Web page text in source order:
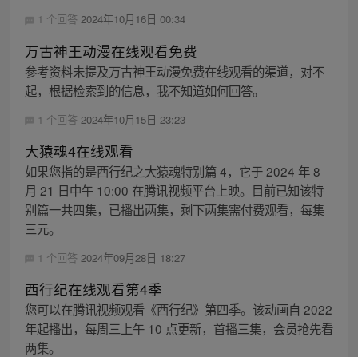
1 个回答 2024年10月16日 00:34
万古神王动漫在线观看免费
参考资料未提及万古神王动漫免费在线观看的渠道，对不
起，根据检索到的信息，我不知道如何回答。
1 个回答 2024年10月15日 23:23
大猿魂4在线观看
如果您指的是西行纪之大猿魂特别篇 4，它于 2024 年 8
月 21 日中午 10:00 在腾讯视频平台上映。目前已知该特
别篇一共四集，已播出两集，剩下两集需付费观看，每集
三元。
1 个回答 2024年09月28日 18:27
西行纪在线观看第4季
您可以在腾讯视频观看《西行纪》第四季。该动画自 2022
年起播出，每周三上午 10 点更新，首播三集，会员抢先看
两集。